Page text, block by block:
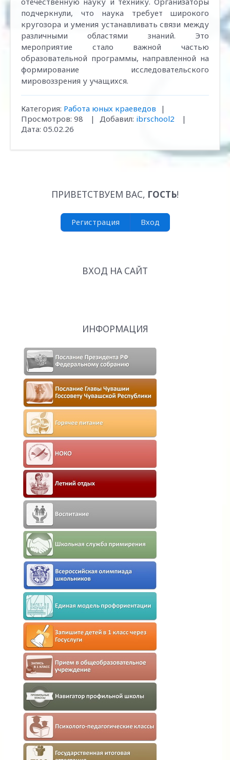
подчеркнули, что наука требует широкого
кругозора и умения устанавливать связи между
различными областями знаний. Это
мероприятие стало важной частью
образовательной программы, направленной на
формирование исследовательского
мировоззрения у учащихся.
Категория: Работа юных краеведов
|
Просмотров: 98 | Добавил: ibrschool2
|
Дата: 05.02.26
ПРИВЕТСТВУЕМ ВАС, ГОСТЬ!
Регистрация Вход
ВХОД НА САЙТ
ИНФОРМАЦИЯ